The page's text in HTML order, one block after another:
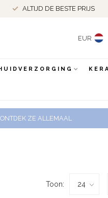
ALTIJD DE BESTE PRIJS
EUR
ZE ALLEMAAL
Toon: